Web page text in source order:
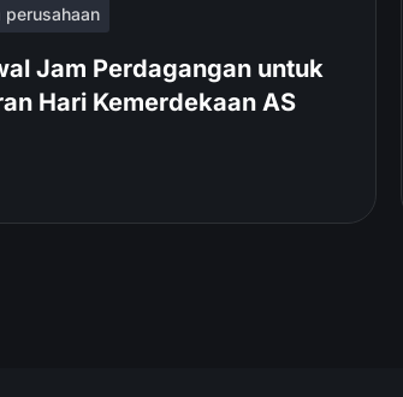
perusahaan
Jam Perdagangan untuk
Hari Kemerdekaan AS